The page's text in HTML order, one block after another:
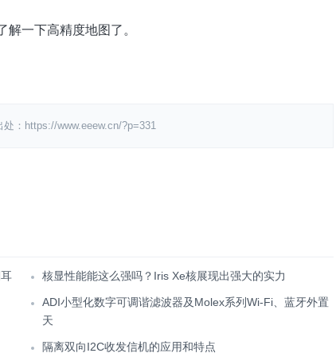
一下高精度地图了。
：https://www.eeew.cn/?p=331
核显性能能这么强吗？Iris Xe核展现出强大的实力
ADI小型化数字可调谐滤波器及Molex系列Wi-Fi、蓝牙外置
天
隔离双向I2C收发信机的应用和特点